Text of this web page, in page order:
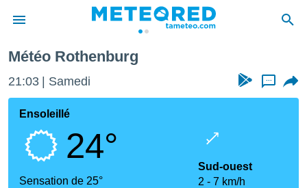
de
Météo Rothenburg
21:03 Samedi ...
Ensoleillé
24°
Sensation de 25°
Sud-ouest
2
7 km/h